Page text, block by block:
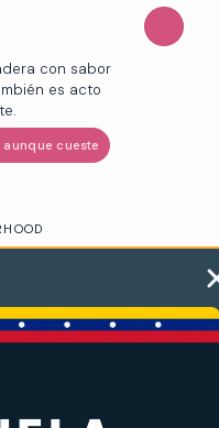
con sabor
es acto
cueste
el corazón. Hogar y